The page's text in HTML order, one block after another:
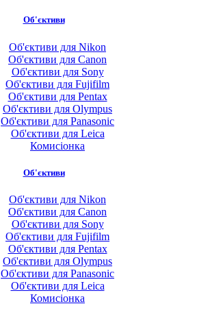
Об'єктиви
Об'єктиви для Nikon
Об'єктиви для Canon
Об'єктиви для Sony
Об'єктиви для Fujifilm
Об'єктиви для Pentax
Об'єктиви для Olympus
Об'єктиви для Panasonic
Об'єктиви для Leica
Комисіонка
Об'єктиви
Об'єктиви для Nikon
Об'єктиви для Canon
Об'єктиви для Sony
Об'єктиви для Fujifilm
Об'єктиви для Pentax
Об'єктиви для Olympus
Об'єктиви для Panasonic
Об'єктиви для Leica
Комисіонка